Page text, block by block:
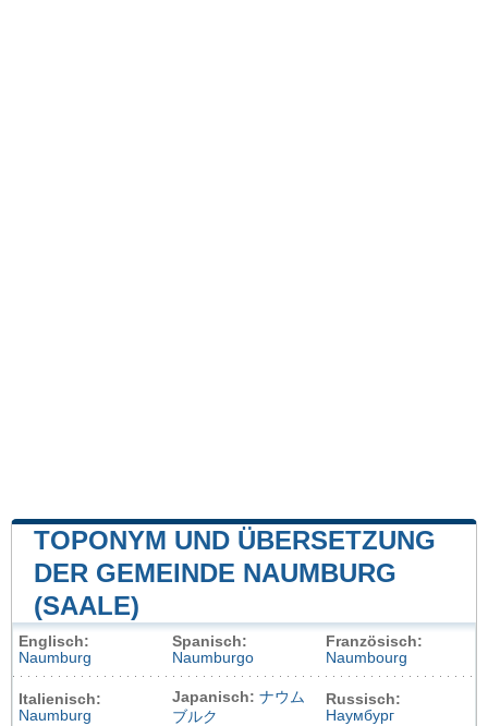
TOPONYM UND ÜBERSETZUNG
DER GEMEINDE NAUMBURG
(SAALE)
Englisch:
Naumburg
Spanisch:
Naumburgo
Französisch:
Naumbourg
Italienisch:
Naumburg
Japanisch: ナウム
ブルク
Russisch:
Наумбург